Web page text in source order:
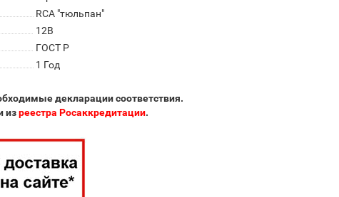
RCA "тюльпан"
12В
ГОСТ Р
1 Год
декларации соответствия.
изреестра Росаккредитации.